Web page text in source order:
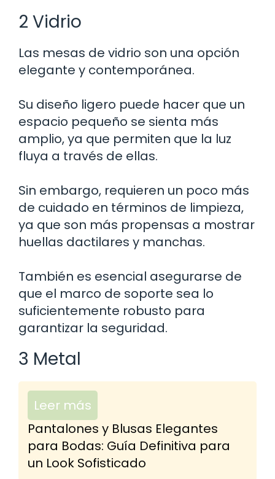
2 Vidrio
Las mesas de vidrio son una opción
elegante y contemporánea.
Su diseño ligero puede hacer que un
espacio pequeño se sienta más
amplio, ya que permiten que la luz
fluya a través de ellas.
Sin embargo, requieren un poco más
de cuidado en términos de limpieza,
ya que son más propensas a mostrar
huellas dactilares y manchas.
También es esencial asegurarse de
que el marco de soporte sea lo
suficientemente robusto para
garantizar la seguridad.
3 Metal
Leer más
Pantalones y Blusas Elegantes
para Bodas: Guía Definitiva para
un Look Sofisticado